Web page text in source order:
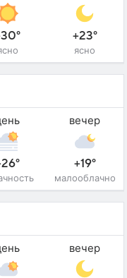
+23°
ясно
вечер
+19°
малооблачно
вечер